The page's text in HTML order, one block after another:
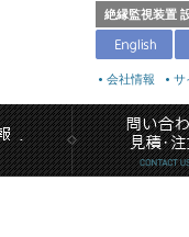
絶縁監視装置
会社情報 サ